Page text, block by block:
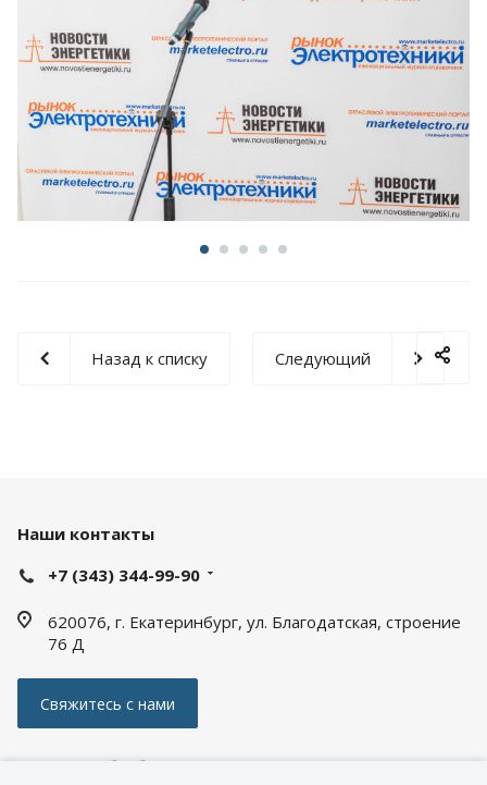
Назад к списку Следующий
Наши контакты
+7 (343) 344-99-90
620076, г. Екатеринбург, ул. Благодатская, строение
76 Д
Свяжитесь с нами
Политика обработки персональных данных